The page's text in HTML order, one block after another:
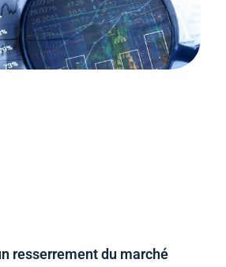
resserrement du marché